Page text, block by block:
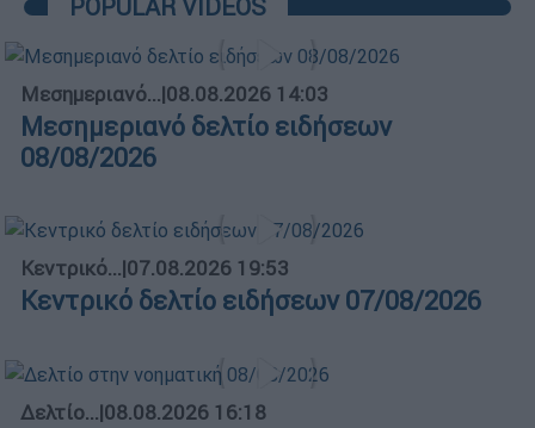
POPULAR VIDEOS
Μεσημεριανό...|08.08.2026 14:03
Μεσημεριανό δελτίο ειδήσεων
08/08/2026
Κεντρικό...|07.08.2026 19:53
Κεντρικό δελτίο ειδήσεων 07/08/2026
Δελτίο...|08.08.2026 16:18